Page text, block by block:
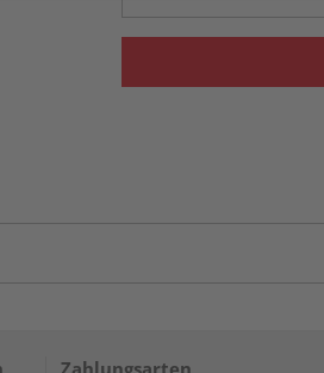
Zahlungsarten